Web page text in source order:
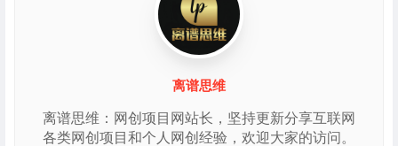
离谱思维
离谱思维：网创项目网站长，坚持更新分享互联网
各类网创项目和个人网创经验，欢迎大家的访问。